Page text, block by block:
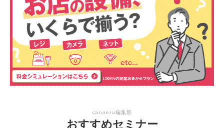
canaeru編集部
おすすめセミナー